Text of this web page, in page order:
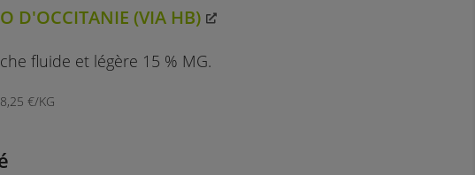
D'OCCITANIE (VIA HB)
fluide et légère 15 % MG.
8,25 €/KG